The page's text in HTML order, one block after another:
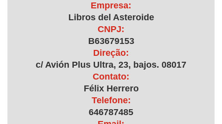
Empresa:
Libros del Asteroide
CNPJ:
B63679153
Direção:
c/ Avión Plus Ultra, 23, bajos. 08017
Contato:
Félix Herrero
Telefone:
646787485